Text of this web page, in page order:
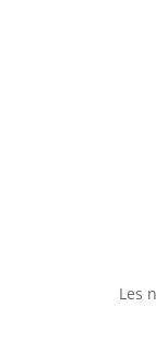
Les